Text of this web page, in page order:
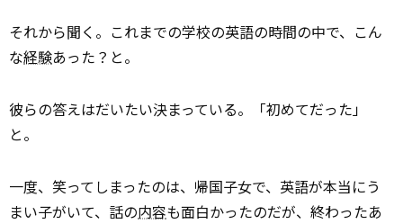
それから聞く。これまでの学校の英語の時間の中で、こん
な経験あった？と。
彼らの答えはだいたい決まっている。「初めてだった」
と。
一度、笑ってしまったのは、帰国子女で、英語が本当にう
まい子がいて、話の内容も面白かったのだが、終わったあ